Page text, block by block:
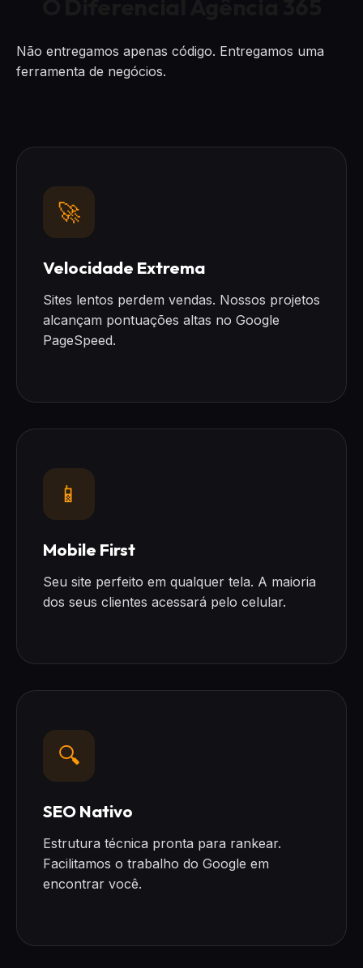
Não entregamos apenas código. Entregamos uma
ferramenta de negócios.
🚀
Velocidade Extrema
Sites lentos perdem vendas. Nossos projetos
alcançam pontuações altas no Google
PageSpeed.
📱
Mobile First
Seu site perfeito em qualquer tela. A maioria
dos seus clientes acessará pelo celular.
🔍
SEO Nativo
Estrutura técnica pronta para rankear.
Facilitamos o trabalho do Google em
encontrar você.